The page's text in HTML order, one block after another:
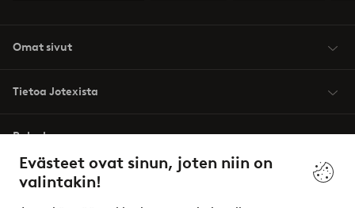
Evästeet ovat sinun, joten niin on
valintakin!
Omat sivut
Tietoa Jotexista
Palvelumme
Ehdot